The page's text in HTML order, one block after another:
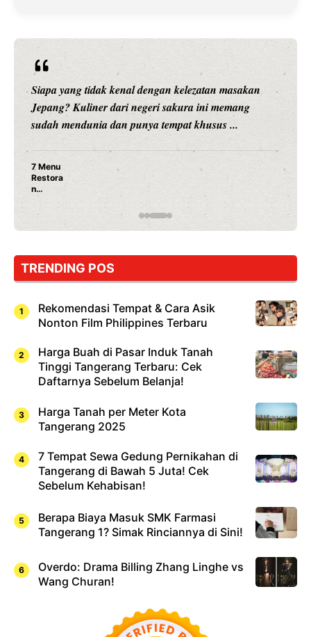
Siapa yang tidak kenal dengan kelezatan masakan
Jepang? Kuliner dari negeri sakura ini memang
sudah mendunia dan punya tempat khusus ...
7 Menu
Restora
n
Jepang
yang
Dicoba,
Cuma
Sushi!
TRENDING POS
Rekomendasi Tempat & Cara Asik
Nonton Film Philippines Terbaru
Harga Buah di Pasar Induk Tanah
Tinggi Tangerang Terbaru: Cek
Daftarnya Sebelum Belanja!
Harga Tanah per Meter Kota
Tangerang 2025
7 Tempat Sewa Gedung Pernikahan di
Tangerang di Bawah 5 Juta! Cek
Sebelum Kehabisan!
Berapa Biaya Masuk SMK Farmasi
Tangerang 1? Simak Rinciannya di Sini!
Overdo: Drama Billing Zhang Linghe vs
Wang Churan!